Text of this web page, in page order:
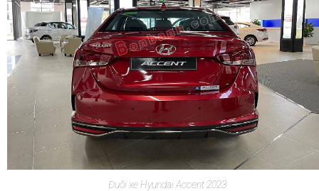
Đuôi xe Hyundai Accent 2023